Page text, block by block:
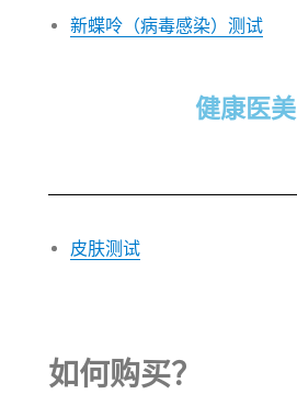
新蝶呤（病毒感染）测试
健康医美
皮肤测试
如何购买？